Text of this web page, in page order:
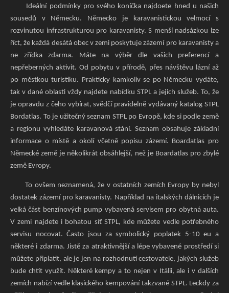
Ideální podmínky pro svého koníčka najdoete hned u našich
sousedů v Německu. Německo je karavanistickou velmocí s
rozvinutou infrastrukturou pro karavanisty. S menší nadsázkou lze
říct, že každá desátá obec v zemi poskytuje zázemí pro karavanisty a
ne zřídka zdarma. Máte na výběr dle vašich preferencí a
nepřeberných aktivit. Od pobytu v přírodě, přes návštěvu lázní až
po městkou turistiku. Prakticky kamkoliv se po Německu vydáte,
tak v dané oblasti vždy najdete nabídku STPL a jejich služeb. To, že
je opravdu z čeho vybírat, svědčí pravidelně vydávaný katalog STPL
Bordatlas. To je užitečný seznam STPL po Evropě, kde si podle země
a regionu vyhledáte karavanová stání. Seznam obsahuje základní
informace o místě a okolí včetně popisu zázemí. Boardatlas pro
Německé země je několikrát obsáhlejší, než je Boardatlas pro zbylé
země Evropy.
To ovšem neznamená, že v ostatních zemích Evropy by nebyl
dostatek zázemí pro karavanisty. Například na italských dálnicích je
velká část benzínových pump vybavená servisem pro obytná auta.
V zemi najdete i bohatou síť STPL, kde můžete vedle potřebného
servisu nocovat. Často jsou za symbolický poplatek 5-10 eu a
některé i zdarma. Jistě za atraktivnější a lépe vybavené prostředí si
můžete připlatit, ale je jen na rozhodnutí cestovatele, jakých služeb
bude chtít využít. Některé kempy a to nejen v Itálii, ale i v dalších
zemích nabízí vedle klasického kempování takzvané STPL. Leckdy za